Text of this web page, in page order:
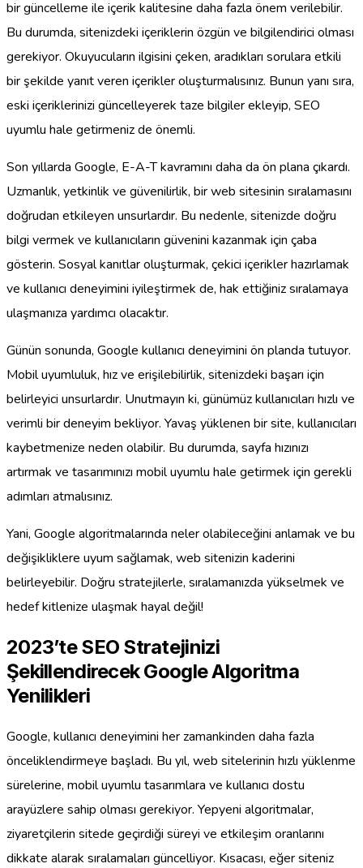
bir güncelleme ile içerik kalitesine daha fazla önem verilebilir.
Bu durumda, sitenizdeki içeriklerin özgün ve bilgilendirici olması
gerekiyor. Okuyucuların ilgisini çeken, aradıkları sorulara etkili
bir şekilde yanıt veren içerikler oluşturmalısınız. Bunun yanı sıra,
eski içeriklerinizi güncelleyerek taze bilgiler ekleyip, SEO
uyumlu hale getirmeniz de önemli.
Son yıllarda Google, E-A-T kavramını daha da ön plana çıkardı.
Uzmanlık, yetkinlik ve güvenilirlik, bir web sitesinin sıralamasını
doğrudan etkileyen unsurlardır. Bu nedenle, sitenizde doğru
bilgi vermek ve kullanıcıların güvenini kazanmak için çaba
gösterin. Sosyal kanıtlar oluşturmak, çekici içerikler hazırlamak
ve kullanıcı deneyimini iyileştirmek de, hak ettiğiniz sıralamaya
ulaşmanıza yardımcı olacaktır.
Günün sonunda, Google kullanıcı deneyimini ön planda tutuyor.
Mobil uyumluluk, hız ve erişilebilirlik, sitenizdeki başarı için
belirleyici unsurlardır. Unutmayın ki, günümüz kullanıcıları hızlı ve
verimli bir deneyim bekliyor. Yavaş yüklenen bir site, kullanıcıları
kaybetmenize neden olabilir. Bu durumda, sayfa hızınızı
artırmak ve tasarımınızı mobil uyumlu hale getirmek için gerekli
adımları atmalısınız.
Yani, Google algoritmalarında neler olabileceğini anlamak ve bu
değişikliklere uyum sağlamak, web sitenizin kaderini
belirleyebilir. Doğru stratejilerle, sıralamanızda yükselmek ve
hedef kitlenize ulaşmak hayal değil!
2023’te SEO Stratejinizi
Şekillendirecek Google Algoritma
Yenilikleri
Google, kullanıcı deneyimini her zamankinden daha fazla
önceliklendirmeye başladı. Bu yıl, web sitelerinin hızlı yüklenme
sürelerine, mobil uyumlu tasarımlara ve kullanıcı dostu
arayüzlere sahip olması gerekiyor. Yepyeni algoritmalar,
ziyaretçilerin sitede geçirdiği süreyi ve etkileşim oranlarını
dikkate alarak sıralamaları güncelliyor. Kısacası, eğer siteniz